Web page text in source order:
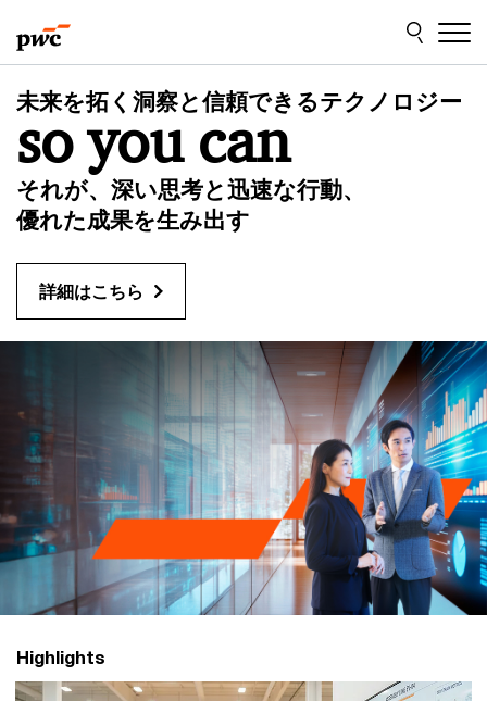
to
content
to
footer
P
w
C
グ
ル
ー
プ
未来を拓く洞察と信頼できるテクノロジー
so you can
それが、深い思考と迅速な行動、
優れた成果を生み出す
詳細はこちら
Highlights